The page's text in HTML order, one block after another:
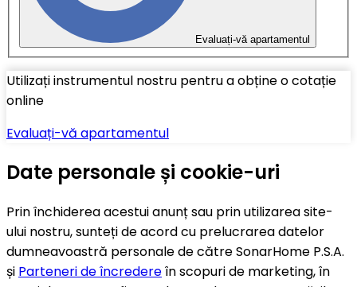
Evaluați-vă apartamentul
Utilizați instrumentul nostru pentru a obține o cotație
online
Evaluați-vă apartamentul
Date personale și cookie-uri
Prin închiderea acestui anunț sau prin utilizarea site-
ului nostru, sunteți de acord cu prelucrarea datelor
dumneavoastră personale de către SonarHome P.S.A.
și Parteneri de încredereîn scopuri de marketing, în